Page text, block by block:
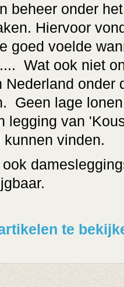
beheer onder
Hiervoor
goed voelde
Wat ook niet
Nederland onder
Geen lage
legging van
vinden.
te